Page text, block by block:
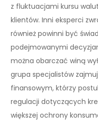
z fluktuacjami kursu
klientów. Inni eksperci
również powinni być
podejmowanymi
można obarczać winą
grupa specjalistów
finansowym, którzy
regulacji dotyczących
większej ochrony